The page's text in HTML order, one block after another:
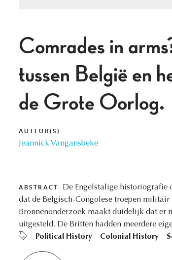
Comrades in
tussen België en
de Grote Oorlog.
AUTEUR(S)
Jeannick Vangansbeke
ABSTRACT
De Engelstalige historiografie
dat de Belgisch-Congolese troepen
Bronnenonderzoek maakt duidelijk dat er
uitgesteld. De Britten hadden meerdere
Political History
Colonial History